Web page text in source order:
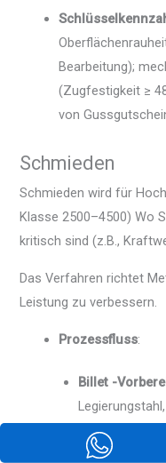
Bearbeitung);
(Zugfestigkeit ≥
von
Schmieden
Schmieden wird für
Klasse 2500–4500) Wo
kritisch sind (z.B.,
Das Verfahren richtet
Leistung zu verbessern.
Prozessfluss:
Billet -
geschnitten
zu erweitern)